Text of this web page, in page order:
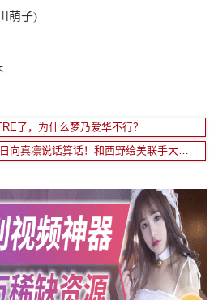
萌子)
了，为什么梦乃爱华不行？
(PRED-497)日向真凛说话算话！和西野绘美联手大战童帝！